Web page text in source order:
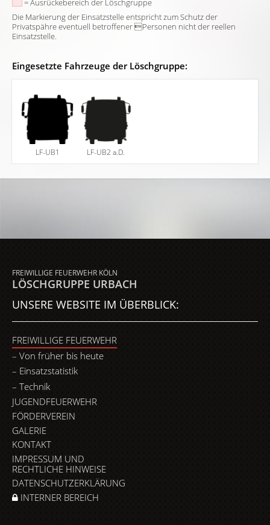
= Ausrückebereich der Löschgruppe
Die Markierung der Einsatzstelle entspricht zum Schutz der
Privatspähre eventuell betroffener Personen nicht der reellen
Einsatzstelle.
Eingesetzte Fahrzeuge der Löschgruppe:
LF-UB1 LF-UB2 a.D.
FREIWILLIGE FEUERWEHR KÖLN
LÖSCHGRUPPE URBACH
UNSERE WEBSITE IM ÜBERBLICK:
FREIWILLIGE FEUERWEHR
Von früher bis heute
Einsatzstatistik
Technik
JUGENDFEUERWEHR
FÖRDERVEREIN
GALERIE
KONTAKT
IMPRESSUM UND
RECHTLICHE HINWEISE
DATENSCHUTZERKLÄRUNG
INTERNER BEREICH